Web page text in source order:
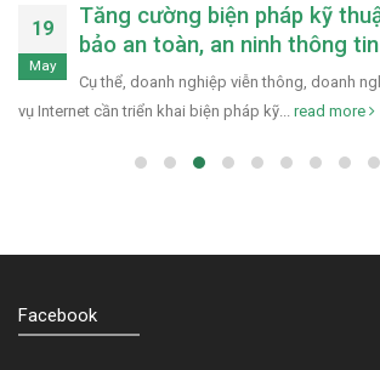
19
May
Tăng cường biện pháp kỹ
bảo an toàn, an ninh thông
Cụ thể, doanh nghiệp viễn thông, doanh
vụ Internet cần triển khai biện pháp kỹ... read more
Facebook